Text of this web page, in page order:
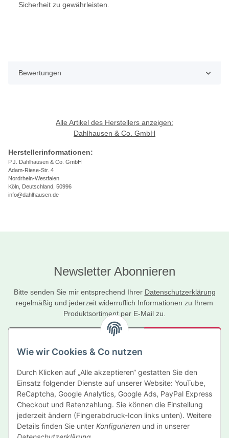
Wie wir Cookies & Co nutzen
Durch Klicken auf „Alle akzeptieren“ gestatten Sie den
Einsatz folgender Dienste auf unserer Website: YouTube,
ReCaptcha, Google Analytics, Google Ads, PayPal Express
Checkout und Ratenzahlung. Sie können die Einstellung
jederzeit ändern (Fingerabdruck-Icon links unten). Weitere
Details finden Sie unter Konfigurieren und in unserer
Sicherheit zu gewährleisten.
Bewertungen
Alle Artikel des Herstellers anzeigen:
Dahlhausen & Co. GmbH
Herstellerinformationen:
P.J. Dahlhausen & Co. GmbH
Adam-Riese-Str. 4
Nordrhein-Westfalen
Köln, Deutschland, 50996
info@dahlhausen.de
Newsletter Abonnieren
Bitte senden Sie mir entsprechend Ihrer Datenschutzerklärung
regelmäßig und jederzeit widerruflich Informationen zu Ihrem
Produktsortiment per E-Mail zu.
Newsletter Abonnieren
Informationen
Gesetzliche Informationen
Hersteller